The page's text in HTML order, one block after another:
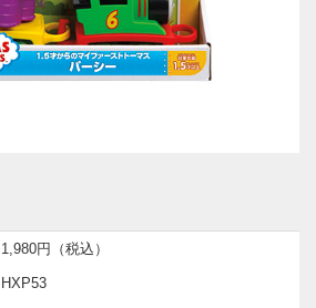
1,980円（税込）
HXP53